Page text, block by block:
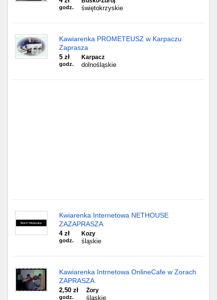
godz. świętokrzyskie
Kawiarenka PROMETEUSZ w Karpaczu
Zaprasza
5 zł
godz.
Karpacz
dolnośląskie
Kwiarenka Internetowa NETHOUSE
ZAZAPRASZA
4 zł
godz.
Kozy
śląskie
Kawiarenka Intrnetowa OnlineCafe w Zorach
ZAPRASZA
2,50 zł
godz.
Żory
śląskie
Toruń
Sosnowiec